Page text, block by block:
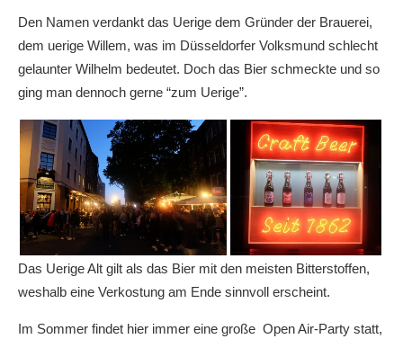
Den Namen verdankt das Uerige dem Gründer der Brauerei,
dem uerige Willem, was im Düsseldorfer Volksmund schlecht
gelaunter Wilhelm bedeutet. Doch das Bier schmeckte und so
ging man dennoch gerne “zum Uerige”.
Das Uerige Alt gilt als das Bier mit den meisten Bitterstoffen,
weshalb eine Verkostung am Ende sinnvoll erscheint.
Im Sommer findet hier immer eine große Open Air-Party statt,